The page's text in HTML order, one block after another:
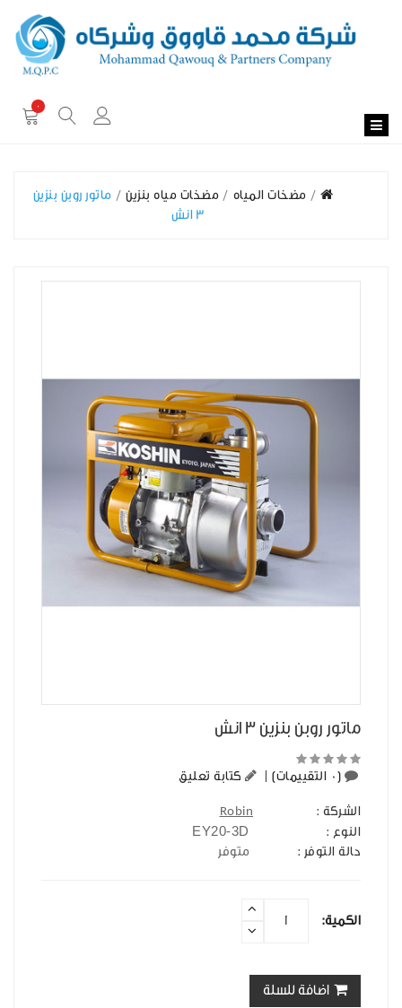
0
مضخات المياه مضخات مياه بنزين
ماتور روبن بنزين
3 انش
ماتور روبن بنزين 3 انش
(0 التقييمات) كتابة تعليق
الشركة :
Robin
النوع :
حالة التوفر : متوفر
الكمية:
اضافة للسلة